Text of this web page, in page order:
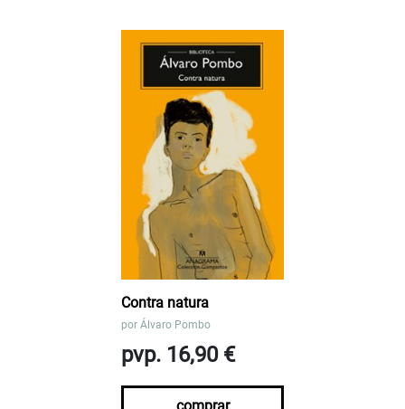
Contra natura
por Álvaro Pombo
pvp. 16,90 €